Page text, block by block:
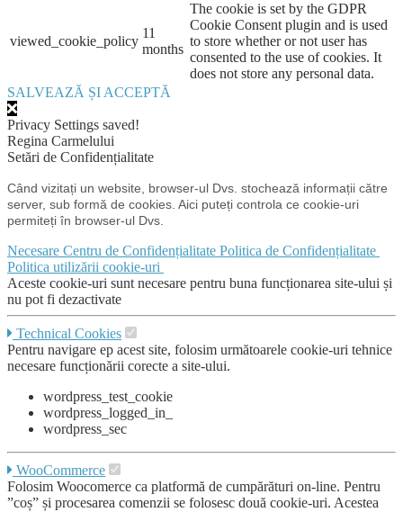
viewed_cookie_policy
11
months
The cookie is set by the GDPR
Cookie Consent plugin and is used
to store whether or not user has
consented to the use of cookies. It
does not store any personal data.
SALVEAZĂ ȘI ACCEPTĂ
Privacy Settings saved!
Regina Carmelului
Setări de Confidențialitate
Când vizitați un website, browser-ul Dvs. stochează informații către
server, sub formă de cookies. Aici puteți controla ce cookie-uri
permiteți în browser-ul Dvs.
Necesare Centru de Confidențialitate Politica de Confidențialitate
Politica utilizării cookie-uri
Aceste cookie-uri sunt necesare pentru buna funcționarea site-ului și
nu pot fi dezactivate
Technical Cookies
Pentru navigare ep acest site, folosim următoarele cookie-uri tehnice
necesare funcționării corecte a site-ului.
wordpress_test_cookie
wordpress_logged_in_
wordpress_sec
WooCommerce
Folosim Woocomerce ca platformă de cumpărături on-line. Pentru
”coș” și procesarea comenzii se folosesc două cookie-uri. Acestea